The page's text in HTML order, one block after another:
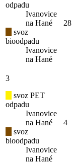
odpadu
Ivanovice
na Hané
svoz
bioodpadu
Ivanovice
na Hané
28
3
svoz PET
odpadu
Ivanovice
na Hané
svoz
bioodpadu
Ivanovice
na Hané
4